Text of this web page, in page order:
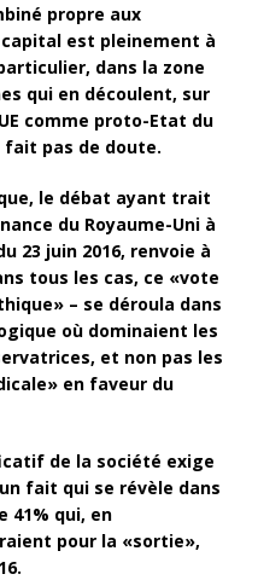
propre aux
est pleinement à
dans la zone
qui en découlent, sur
comme proto-Etat du
fait pas de doute.
le débat ayant trait
du Royaume-Uni à
23 juin 2016, renvoie à
tous les cas, ce «vote
– se déroula dans
où dominaient les
et non pas les
en faveur du
de la société exige
fait qui se révèle dans
41% qui, en
pour la «sortie»,